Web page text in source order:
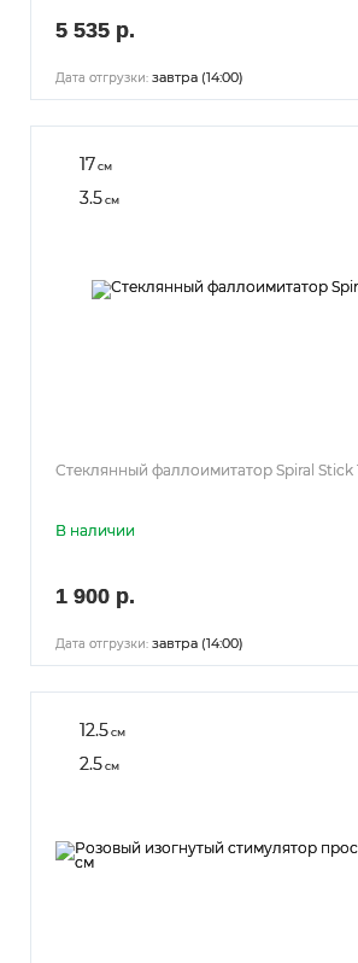
5 535 р.
Дата отгрузки: завтра (14:00)
17см
3.5см
Стеклянный фаллоимитатор Spiral Stick
В наличии
1 900 р.
Дата отгрузки: завтра (14:00)
12.5см
2.5см